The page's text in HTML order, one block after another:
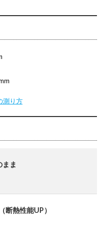
測り方
ま
断熱性能UP）